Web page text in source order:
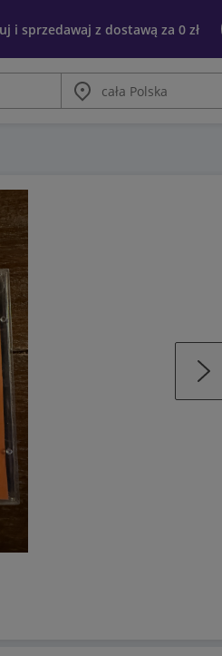
i sprzedawaj z dostawą za 0 zł
Miasto